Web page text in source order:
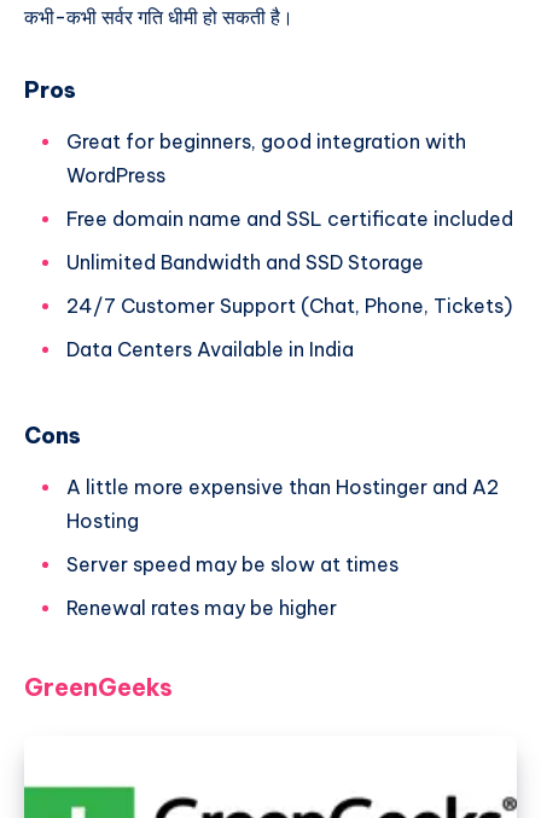
कभी-कभी सर्वर गति धीमी हो सकती है।
Pros
Great for beginners, good integration with
WordPress
Free domain name and SSL certificate included
Unlimited Bandwidth and SSD Storage
24/7 Customer Support (Chat, Phone, Tickets)
Data Centers Available in India
Cons
A little more expensive than Hostinger and A2
Hosting
Server speed may be slow at times
Renewal rates may be higher
GreenGeeks